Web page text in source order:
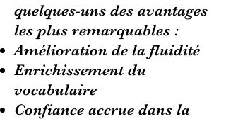
quelques-uns des avantages
les plus remarquables :
Amélioration de la fluidité
Enrichissement du
vocabulaire
Confiance accrue dans la